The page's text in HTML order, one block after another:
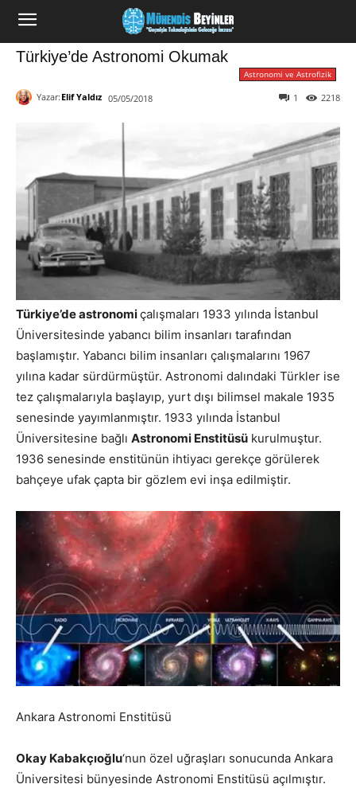
Türkiye’de Astronomi Okumak
Astronomi ve Astrofizik
Yazar: Elif Yaldız 05/05/2018 2218
1
Türkiye’de astronomiçalışmaları 1933 yılında İstanbul
Üniversitesinde yabancı bilim insanları tarafından
başlamıştır. Yabancı bilim insanları çalışmalarını 1967
yılına kadar sürdürmüştür. Astronomi dalındaki Türkler ise
tez çalışmalarıyla başlayıp, yurt dışı bilimsel makale 1935
senesinde yayımlanmıştır. 1933 yılında İstanbul
Üniversitesine bağlı Astronomi Enstitüsü kurulmuştur.
1936 senesinde enstitünün ihtiyacı gerekçe görülerek
bahçeye ufak çapta bir gözlem evi inşa edilmiştir.
Ankara Astronomi Enstitüsü
Okay Kabakçıoğlu‘nun özel uğraşları sonucunda Ankara
Üniversitesi bünyesinde Astronomi Enstitüsü açılmıştır.